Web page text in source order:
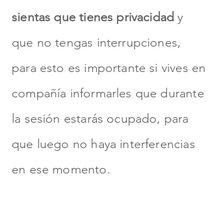
sientas que tienes privacidad y
que no tengas interrupciones,
para esto es importante si vives en
compañía informarles que durante
la sesión estarás ocupado, para
que luego no haya interferencias
en ese momento.